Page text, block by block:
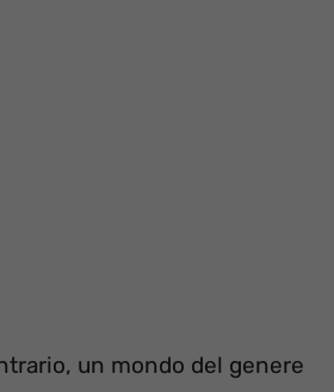
un mondo del genere